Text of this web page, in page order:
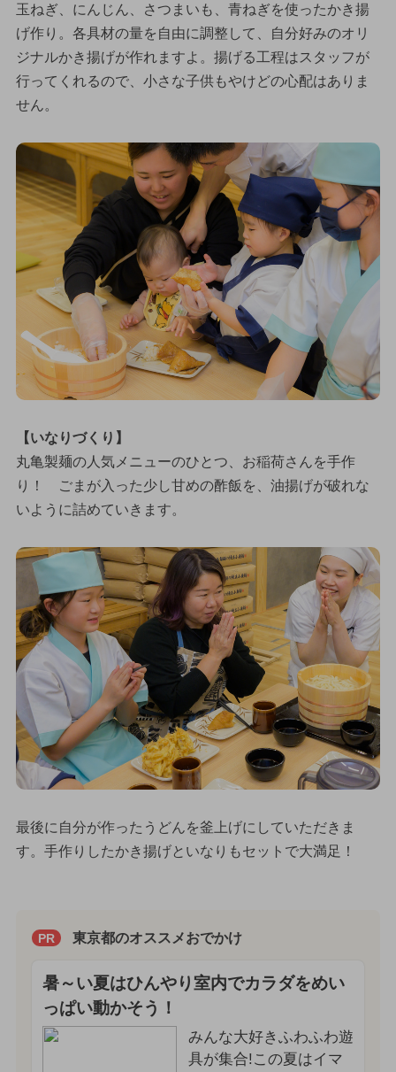
玉ねぎ、にんじん、さつまいも、青ねぎを使ったかき揚
げ作り。各具材の量を自由に調整して、自分好みのオリ
ジナルかき揚げが作れますよ。揚げる工程はスタッフが
行ってくれるので、小さな子供もやけどの心配はありま
せん。
【いなりづくり】
丸亀製麺の人気メニューのひとつ、お稲荷さんを手作
り！ ごまが入った少し甘めの酢飯を、油揚げが破れな
いように詰めていきます。
最後に自分が作ったうどんを釜上げにしていただきま
す。手作りしたかき揚げといなりもセットで大満足！
PR 東京都のオススメおでかけ
暑～い夏はひんやり室内でカラダをめい
っぱい動かそう！
みんな大好きふわふわ遊
具が集合!この夏はイマ